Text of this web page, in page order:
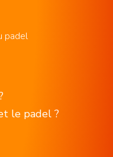
padel
le padel ?